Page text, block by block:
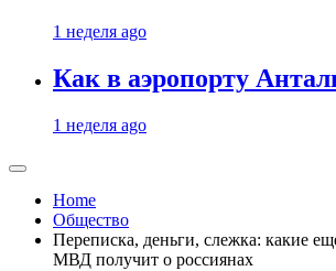
1 неделя ago
Как в аэропорту
1 неделя ago
Home
Общество
Переписка, деньги, слежка: какие
МВД получит о россиянах